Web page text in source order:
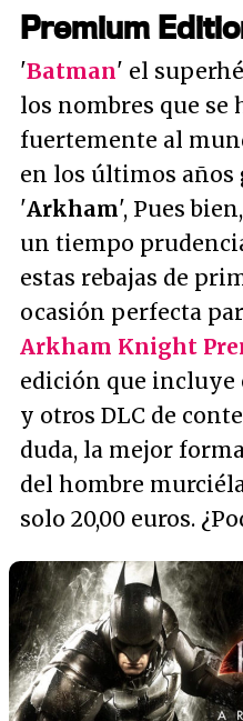
Premium
'Batman' el
los nombres que se
fuertemente al
en los últimos años
'Arkham', Pues
un tiempo
estas rebajas de
ocasión perfecta
Arkham Knight
edición que incluye
y otros DLC de
duda, la mejor
del hombre
solo 20,00 euros.